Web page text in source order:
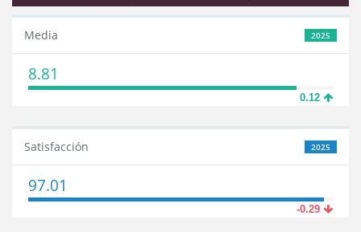
2025
Media
8.81
0.12
2025
Satisfacción
97.01
-0.29